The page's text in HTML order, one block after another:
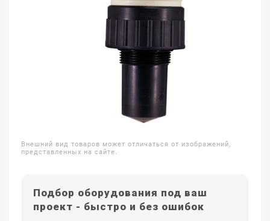
Внешний вид товаров может отличаться от изображений,
представленных на сайте.
Подбор оборудования под ваш
проект - быстро и без ошибок